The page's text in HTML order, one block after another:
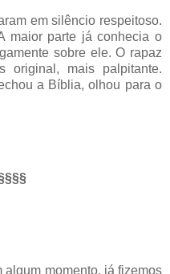
respeitoso.
maior parte já conhecia o
sobre ele. O rapaz
original, mais palpitante.
a Bíblia, olhou para o
já fizemos